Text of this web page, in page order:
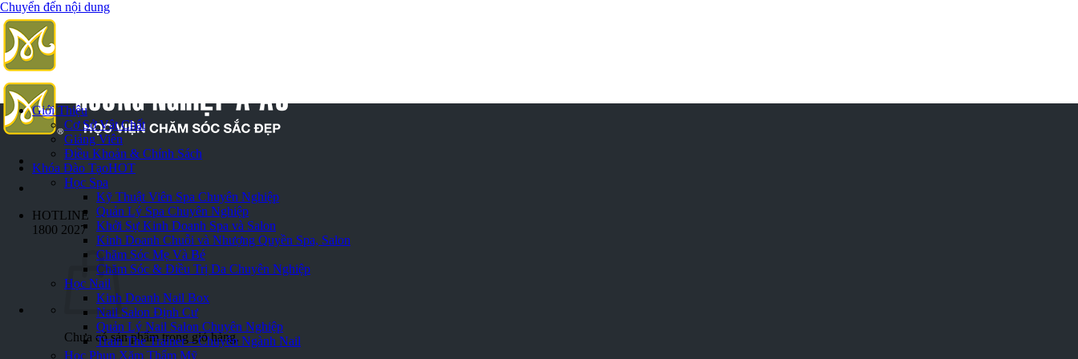
Chuyển đến nội dung
HOTLINE
1800 2027
Chưa có sản phẩm trong giỏ hàng.
Giới Thiệu
Cơ Sở Vật Chất
Giảng Viên
Điều Khoản & Chính Sách
Khóa Đào TạoHOT
Học Spa
Kỹ Thuật Viên Spa Chuyên Nghiệp
Quản Lý Spa Chuyên Nghiệp
Khởi Sự Kinh Doanh Spa và Salon
Kinh Doanh Chuỗi và Nhượng Quyền Spa, Salon
Chăm Sóc Mẹ Và Bé
Chăm Sóc & Điều Trị Da Chuyên Nghiệp
Học Nail
Kinh Doanh Nail Box
Nail Salon Định Cư
Quản Lý Nail Salon Chuyên Nghiệp
Train The Trainer – Chuyên Ngành Nail
Học Phun Xăm Thẩm Mỹ